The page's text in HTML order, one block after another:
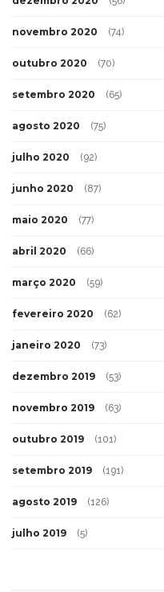
novembro 2020 (74)
outubro 2020 (70)
setembro 2020 (65)
agosto 2020 (75)
julho 2020 (92)
junho 2020 (87)
maio 2020 (77)
abril 2020 (66)
março 2020 (59)
fevereiro 2020 (62)
janeiro 2020 (73)
dezembro 2019 (53)
novembro 2019 (63)
outubro 2019 (101)
setembro 2019 (191)
agosto 2019 (126)
julho 2019 (5)